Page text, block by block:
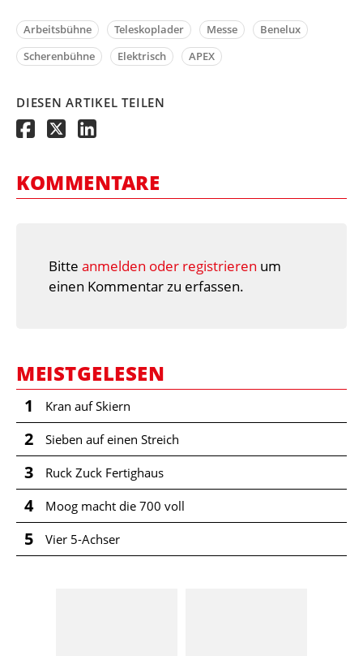
Arbeitsbühne Teleskoplader Messe
Benelux
Scherenbühne
Elektrisch APEX
DIESEN ARTIKEL TEILEN
KOMMENTARE
Bitte anmelden oder registrieren um
einen Kommentar zu erfassen.
MEISTGELESEN
1 Kran auf Skiern
2 Sieben auf einen Streich
3 Ruck Zuck Fertighaus
4 Moog macht die 700 voll
5 Vier 5-Achser